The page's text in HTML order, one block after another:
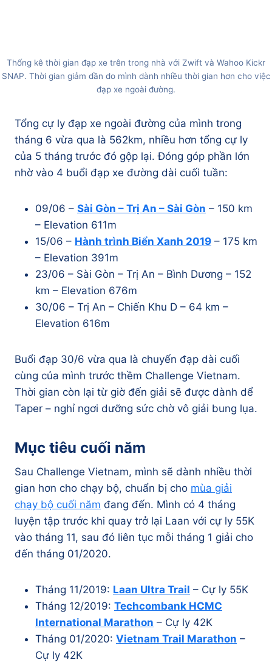
Thống kê thời gian đạp xe trên trong nhà với Zwift và Wahoo Kickr
SNAP. Thời gian giảm dần do mình dành nhiều thời gian hơn cho việc
đạp xe ngoài đường.
Tổng cự ly đạp xe ngoài đường của mình trong
tháng 6 vừa qua là 562km, nhiều hơn tổng cự ly
của 5 tháng trước đó gộp lại. Đóng góp phần lớn
nhờ vào 4 buổi đạp xe đường dài cuối tuần:
09/06 – Sài Gòn – Trị An – Sài Gòn – 150 km
– Elevation 611m
15/06 – Hành trình Biển Xanh 2019 – 175 km
– Elevation 391m
23/06 – Sài Gòn – Trị An – Bình Dương – 152
km – Elevation 676m
30/06 – Trị An – Chiến Khu D – 64 km –
Elevation 616m
Buổi đạp 30/6 vừa qua là chuyến đạp dài cuối
cùng của mình trước thềm Challenge Vietnam.
Thời gian còn lại từ giờ đến giải sẽ được dành dể
Taper – nghỉ ngơi dưỡng sức chờ vô giải bung lụa.
Mục tiêu cuối năm
Sau Challenge Vietnam, mình sẽ dành nhiều thời
gian hơn cho chạy bộ, chuẩn bị cho mùa giải
chạy bộ cuối năm đang đến. Mình có 4 tháng
luyện tập trước khi quay trở lại Laan với cự ly 55K
vào tháng 11, sau đó liên tục mỗi tháng 1 giải cho
đến tháng 01/2020.
Tháng 11/2019: Laan Ultra Trail – Cự ly 55K
Tháng 12/2019: Techcombank HCMC
International Marathon – Cự ly 42K
Tháng 01/2020: Vietnam Trail Marathon –
Cự ly 42K